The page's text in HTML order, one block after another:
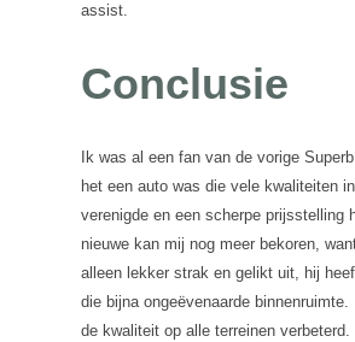
assist.
Conclusie
Ik was al een fan van de vorige
het een auto was die vele kwaliteiten
verenigde en een scherpe prijsstelling
nieuwe kan mij nog meer bekoren,
alleen lekker strak en gelikt uit, hij
die bijna ongeëvenaarde binnenruimte.
de kwaliteit op alle terreinen verbeterd.